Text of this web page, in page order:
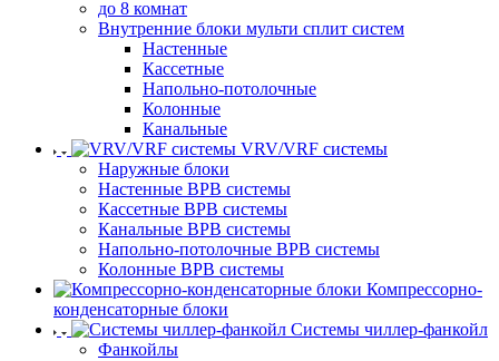
до 8 комнат
Внутренние блоки мульти сплит систем
Настенные
Кассетные
Напольно-потолочные
Колонные
Канальные
VRV/VRF системы
Наружные блоки
Настенные ВРВ системы
Кассетные ВРВ системы
Канальные ВРВ системы
Напольно-потолочные ВРВ системы
Колонные ВРВ системы
Компрессорно-
конденсаторные блоки
Системы чиллер-фанкойл
Фанкойлы